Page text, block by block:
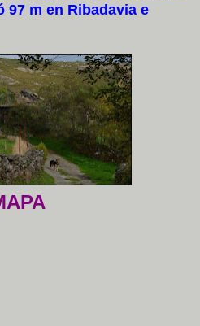
97 m en Ribadavia e